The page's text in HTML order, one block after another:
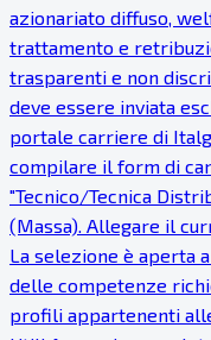
azionariato diffuso,
trattamento e
trasparenti e non
deve essere inviata
portale carriere di
compilare il form di
"Tecnico/Tecnica
(Massa). Allegare il
La selezione è aperta
delle competenze
profili appartenenti